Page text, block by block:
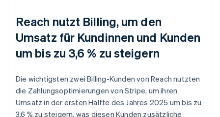
Reach nutzt Billing, um den
Umsatz für Kundinnen und Kunden
um bis zu 3,6 % zu steigern
Die wichtigsten zwei Billing-Kunden von Reach nutzten
die Zahlungsoptimierungen von Stripe, um ihren
Umsatz in der ersten Hälfte des Jahres 2025 um bis zu
3,6 % zu steigern, was diesen Kunden zusätzliche